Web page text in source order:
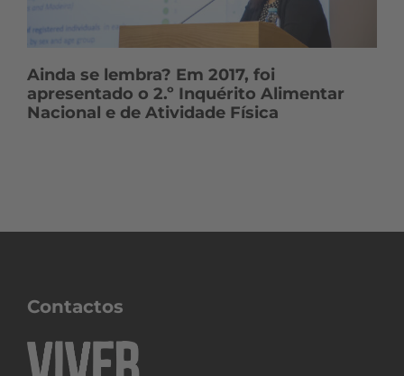
Ainda se lembra? Em 2017, foi
apresentado o 2.º Inquérito Alimentar
Nacional e de Atividade Física
Contactos